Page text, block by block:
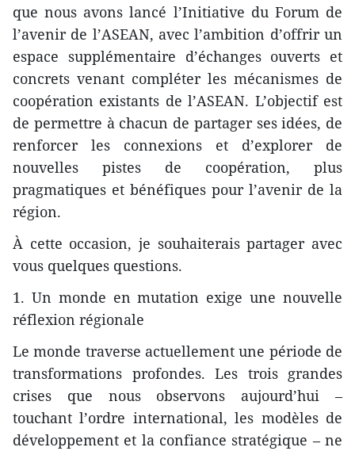
que nous avons lancé l’Initiative du Forum de
l’avenir de l’ASEAN, avec l’ambition d’offrir un
espace supplémentaire d’échanges ouverts et
concrets venant compléter les mécanismes de
coopération existants de l’ASEAN. L’objectif est
de permettre à chacun de partager ses idées, de
renforcer les connexions et d’explorer de
nouvelles pistes de coopération, plus
pragmatiques et bénéfiques pour l’avenir de la
région.
À cette occasion, je souhaiterais partager avec
vous quelques questions.
1. Un monde en mutation exige une nouvelle
réflexion régionale
Le monde traverse actuellement une période de
transformations profondes. Les trois grandes
crises que nous observons aujourd’hui –
touchant l’ordre international, les modèles de
développement et la confiance stratégique – ne